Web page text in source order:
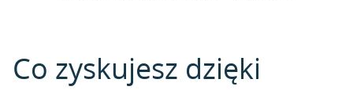
Co zyskujesz dzięki